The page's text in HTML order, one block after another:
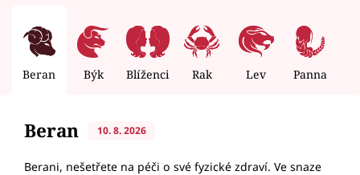
Beran Býk Blíženci Rak Lev Panna
Beran 10. 8. 2026
Berani, nešetřete na péči o své fyzické zdraví. Ve snaze